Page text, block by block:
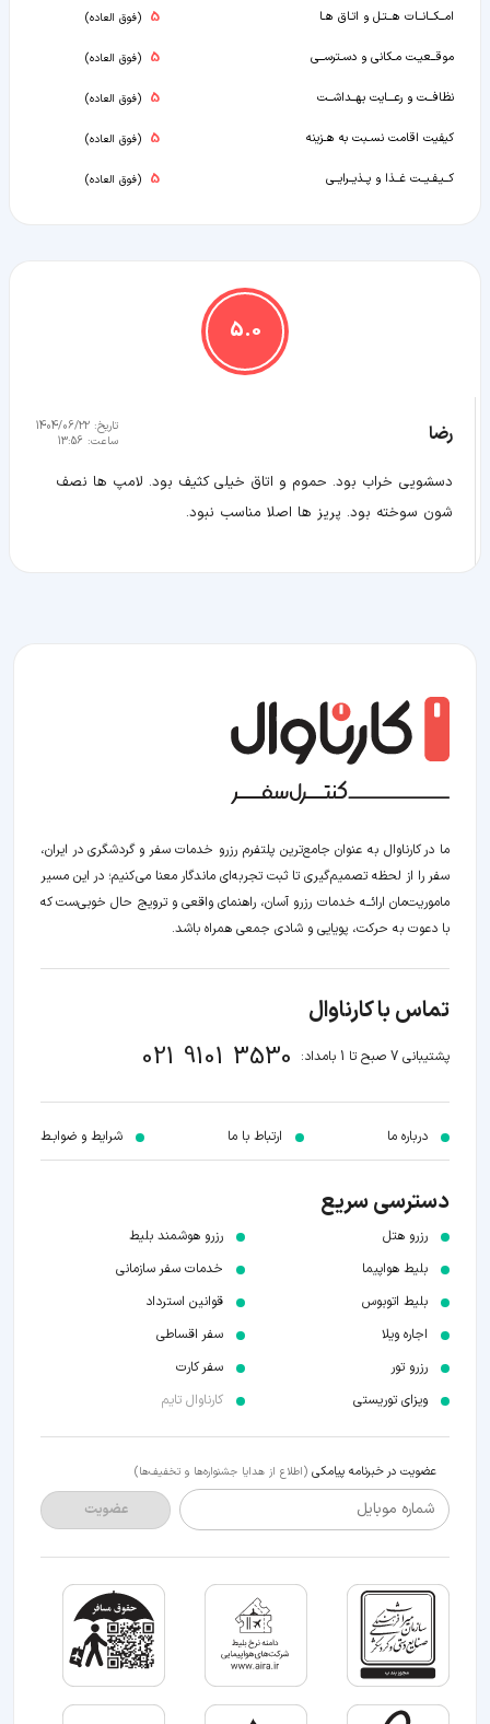
امــکــانــات هــتـل و اتـاق هـا 5
(فوق العاده)
موقــعیـت مـکانی و دسـترســی 5
(فوق العاده)
نظافــت و رعـــایت بهــداشــت 5
(فوق العاده)
کیفیت اقامت نسـبت به هـزینه 5
(فوق العاده)
کــیـفـیــت غــذا و پــذیــرایــی 5
(فوق العاده)
5.0
رضا تاریخ: 1404/06/22
ساعت: 13:56
دسشویی خراب بود. حموم و اتاق خیلی کثیف بود. لامپ ها نصف
شون سوخته بود. پریز ها اصلا مناسب نبود.
ما در کارناوال به عنوان جامع‌ترین پلتفرم رزرو خدمات سفر و گردشگری در ایران،
سفر را از لحظه‌ تصمیم‌گیری تا ثبت تجربه‌ای ماندگار معنا می‌کنیم؛ در این مسیر‍
ماموریت‌مان اراﺋــﻪ خدمات رزرو آسان، راهنمای واقعی و ترویج حال خوبی‌ست که
با دعوت به حرکت، پویایی و شادی جمعی همراه باشد.
تماس با کارناوال
پشتیبانی 7 صبح تا 1 بامداد: 021 9101 3530
درباره ما ارتباط با ما شرایط و ضوابـط
دسترسی سریع
رزرو هتل
بلیط هواپیما
بلیط اتوبوس
اجاره ویلا
رزرو تور
ویزای توریستی
رزرو هوشمند بلیط
خدمات سفر سازمانی
قوانین استرداد
سفر اقساطی
سفر کارت
کارناوال تایم
عضویت در خبرنامه پیامکی (اطلاع از هدایا جشنواره‌ها و تخفیف‌ها)
شماره موبایل عضویت